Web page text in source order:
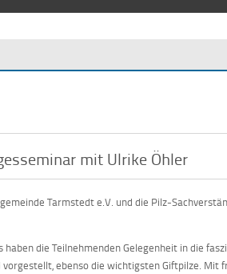
mit Ulrike Öhler
Tarmstedt e.V. und die Pilz-
die Teilnehmenden Gelegenheit in die
ebenso die wichtigsten Giftpilze. Mit